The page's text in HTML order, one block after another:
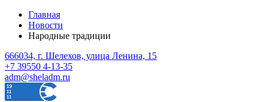
Главная
Новости
Народные традиции
666034, г. Шелехов, улица Ленина, 15
+7 39550 4-13-35
adm@sheladm.ru